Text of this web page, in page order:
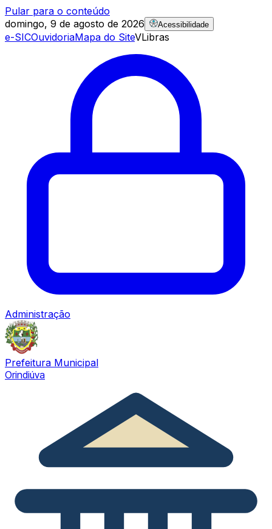
Pular para o conteúdo
domingo, 9 de agosto de 2026
Acessibilidade
e-SICOuvidoriaMapa do SiteVLibras
Administração
Prefeitura Municipal
Orindiúva